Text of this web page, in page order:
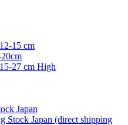
15 cm
27 cm High
Japan
Stock Japan (direct shipping